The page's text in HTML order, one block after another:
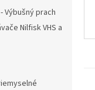
Výbušný prach
Nilfisk VHS a